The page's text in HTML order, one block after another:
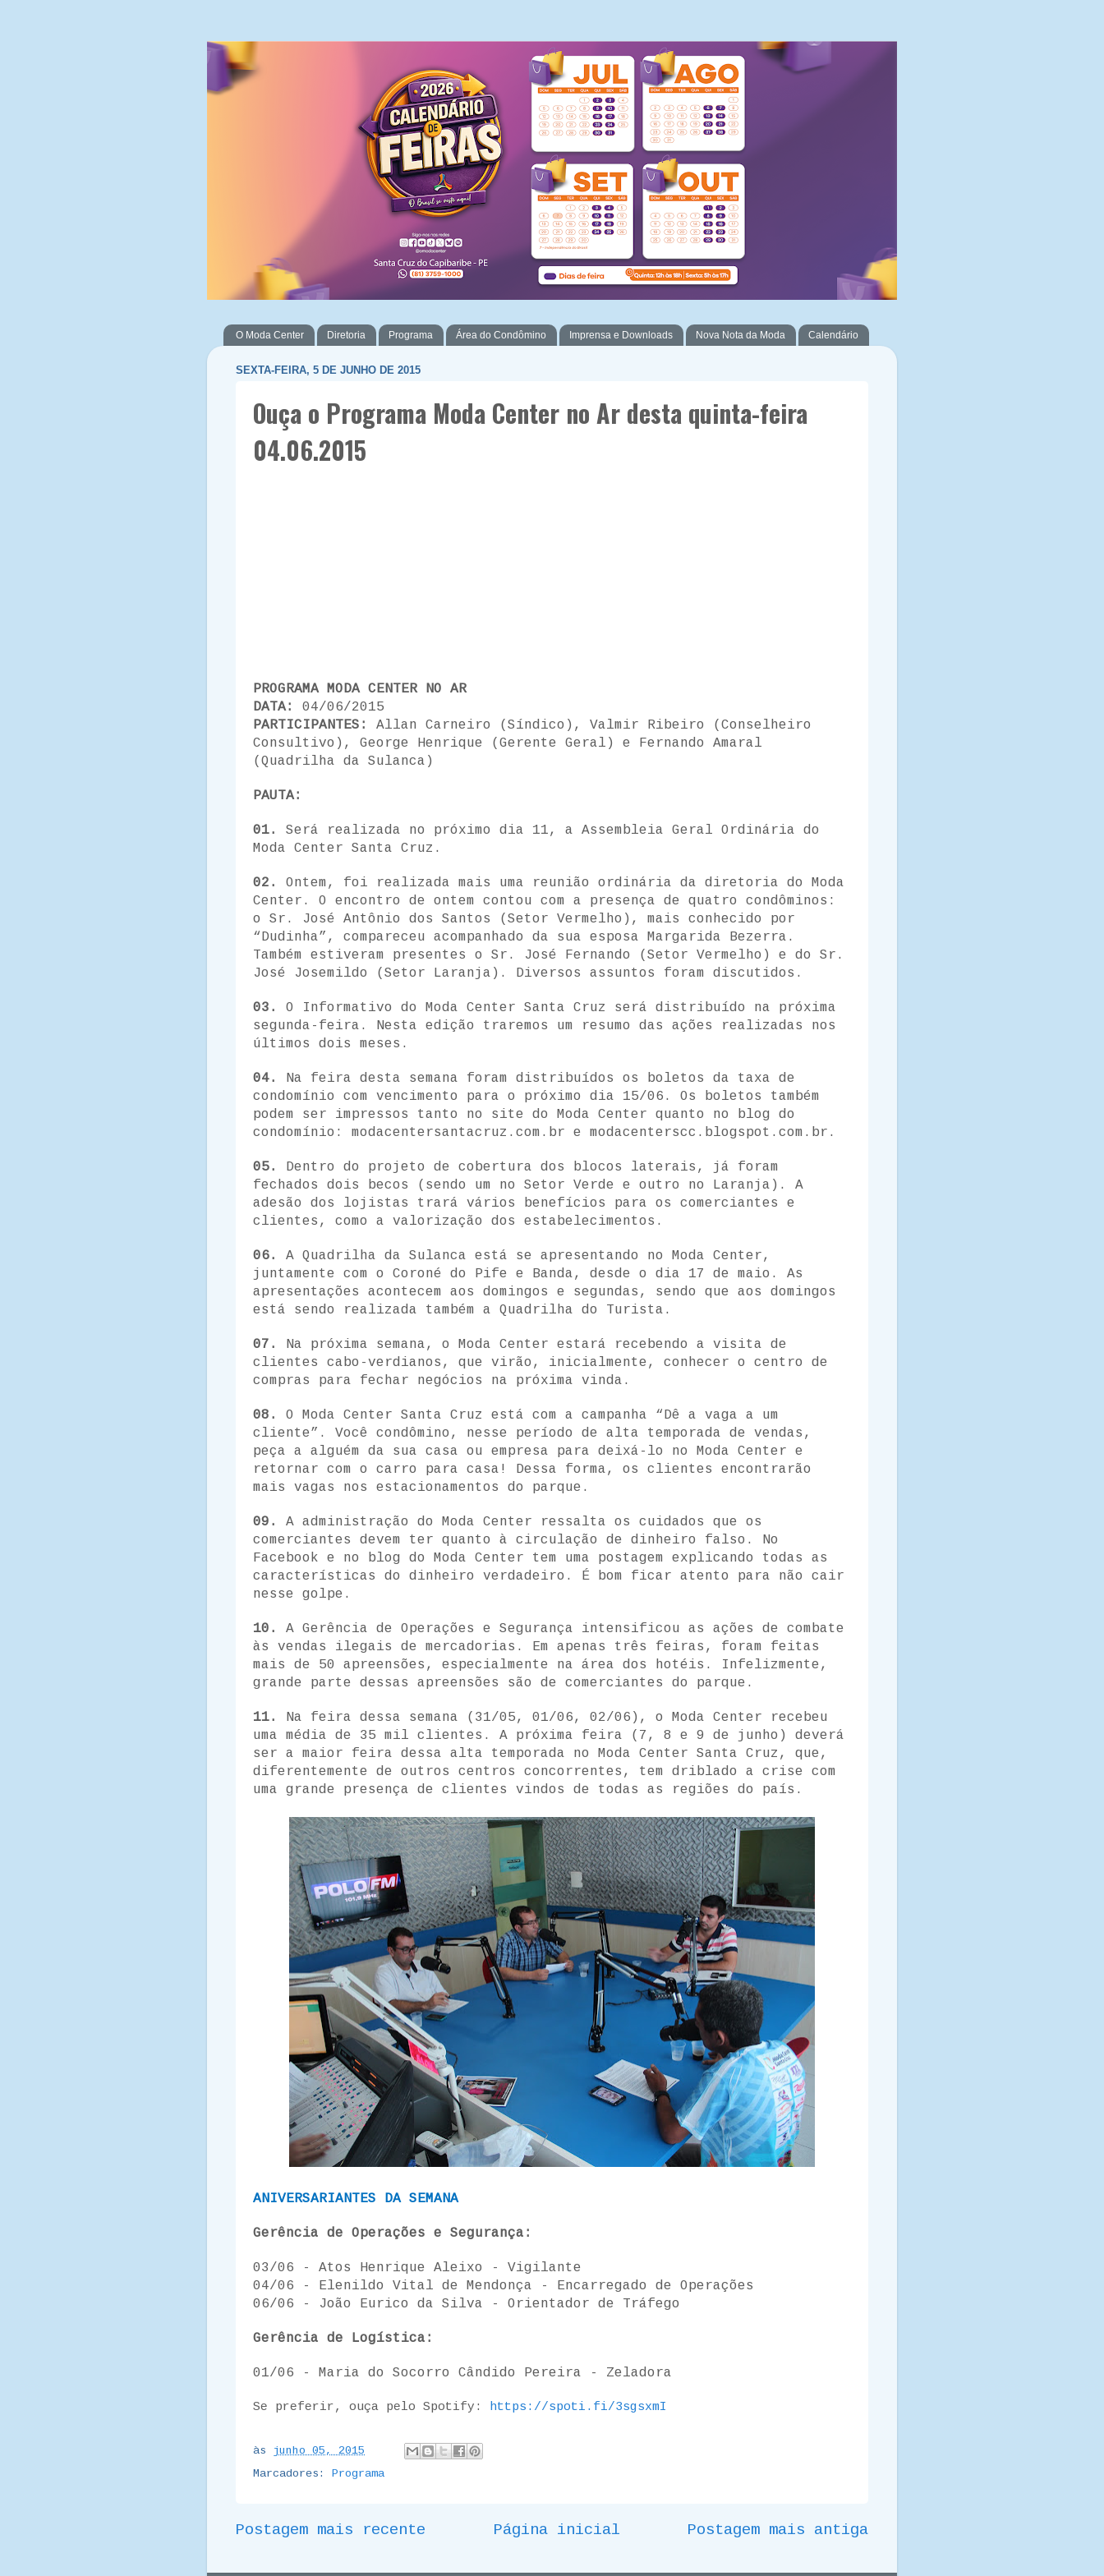
O Moda Center Diretoria Programa Área do Condômino Imprensa e Downloads Nova Nota da Moda Calendário
SEXTA-FEIRA, 5 DE JUNHO DE 2015
Ouça o Programa Moda Center no Ar desta quinta-feira
04.06.2015
PROGRAMA MODA CENTER NO AR
DATA:
04/06/2015
PARTICIPANTES:
Allan Carneiro (Síndico), Valmir Ribeiro (Conselheiro
Consultivo), George Henrique (Gerente Geral) e Fernando Amaral
(Quadrilha da Sulanca)
PAUTA:
01.
Será realizada no próximo dia 11, a Assembleia Geral Ordinária do
Moda Center Santa Cruz.
02.
Ontem, foi realizada mais uma reunião ordinária da diretoria do Moda
Center. O encontro de ontem contou com a presença de quatro condôminos:
o Sr. José Antônio dos Santos (Setor Vermelho), mais conhecido por
“Dudinha”, compareceu acompanhado da sua esposa Margarida Bezerra.
Também estiveram presentes o Sr. José Fernando (Setor Vermelho) e do Sr.
José Josemildo (Setor Laranja). Diversos assuntos foram discutidos.
03.
O Informativo do Moda Center Santa Cruz será distribuído na próxima
segunda-feira. Nesta edição traremos um resumo das ações realizadas nos
últimos dois meses.
04.
Na feira desta semana foram distribuídos os boletos da taxa de
condomínio com vencimento para o próximo dia 15/06. Os boletos também
podem ser impressos tanto no site do Moda Center quanto no blog do
condomínio: modacentersantacruz.com.br e modacenterscc.blogspot.com.br.
05.
Dentro do projeto de cobertura dos blocos laterais, já foram
fechados dois becos (sendo um no Setor Verde e outro no Laranja). A
adesão dos lojistas trará vários benefícios para os comerciantes e
clientes, como a valorização dos estabelecimentos.
06.
A Quadrilha da Sulanca está se apresentando no Moda Center,
juntamente com o Coroné do Pife e Banda, desde o dia 17 de maio. As
apresentações acontecem aos domingos e segundas, sendo que aos domingos
está sendo realizada também a Quadrilha do Turista.
07.
Na próxima semana, o Moda Center estará recebendo a visita de
clientes cabo-verdianos, que virão, inicialmente, conhecer o centro de
compras para fechar negócios na próxima vinda.
08.
O Moda Center Santa Cruz está com a campanha “Dê a vaga a um
cliente”. Você condômino, nesse período de alta temporada de vendas,
peça a alguém da sua casa ou empresa para deixá-lo no Moda Center e
retornar com o carro para casa! Dessa forma, os clientes encontrarão
mais vagas nos estacionamentos do parque.
09.
A administração do Moda Center ressalta os cuidados que os
comerciantes devem ter quanto à circulação de dinheiro falso. No
Facebook e no blog do Moda Center tem uma postagem explicando todas as
características do dinheiro verdadeiro. É bom ficar atento para não cair
nesse golpe.
10.
A Gerência de Operações e Segurança intensificou as ações de combate
às vendas ilegais de mercadorias. Em apenas três feiras, foram feitas
mais de 50 apreensões, especialmente na área dos hotéis. Infelizmente,
grande parte dessas apreensões são de comerciantes do parque.
11.
Na feira dessa semana (31/05, 01/06, 02/06), o Moda Center recebeu
uma média de 35 mil clientes. A próxima feira (7, 8 e 9 de junho) deverá
ser a maior feira dessa alta temporada no Moda Center Santa Cruz, que,
diferentemente de outros centros concorrentes, tem driblado a crise com
uma grande presença de clientes vindos de todas as regiões do país.
ANIVERSARIANTES DA SEMANA
Gerência de Operações e Segurança:
03/06 - Atos Henrique Aleixo - Vigilante
04/06 - Elenildo Vital de Mendonça - Encarregado de Operações
06/06 - João Eurico da Silva - Orientador de Tráfego
Gerência de Logística:
01/06 - Maria do Socorro Cândido Pereira - Zeladora
Se preferir, ouça pelo Spotify: https://spoti.fi/3sgsxmI
às
junho 05, 2015
Marcadores:
Programa
Postagem mais recente Postagem mais antiga
Página inicial